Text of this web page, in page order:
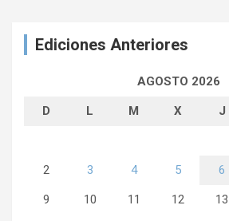
Ediciones Anteriores
AGOSTO 2026
D L M X J
2 3 4 5 6
9 10 11 12 13